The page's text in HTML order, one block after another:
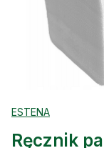
ESTENA
Ręcznik